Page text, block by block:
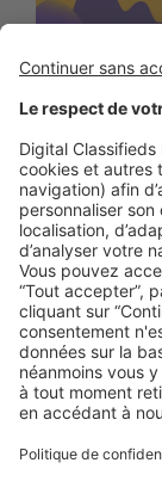
LES
L'avantage,
c’est que l’on